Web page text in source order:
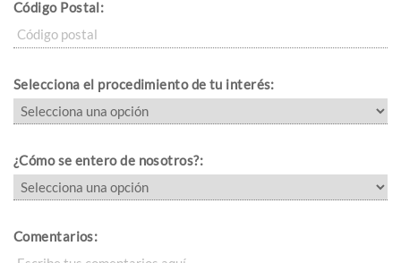
Código Postal:
Selecciona el procedimiento de tu interés:
¿Cómo se entero de nosotros?:
Comentarios: